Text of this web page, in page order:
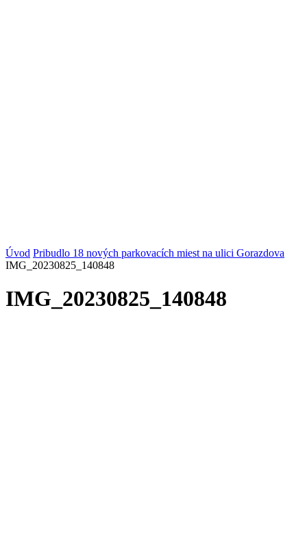
Úvod Pribudlo 18 nových parkovacích miest na ulici Gorazdova
IMG_20230825_140848
IMG_20230825_140848